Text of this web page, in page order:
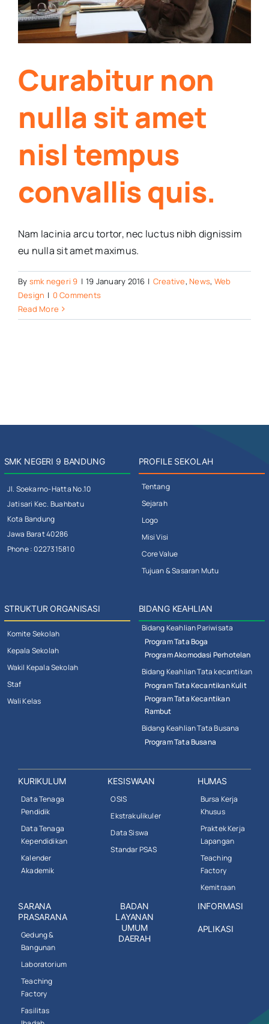
Curabitur non
nulla sit amet
nisl tempus
convallis quis.
Nam lacinia arcu tortor, nec luctus nibh dignissim
eu nulla sit amet maximus.
By smk negeri 9 | 19 January 2016 | Creative, News, Web
Design | 0 Comments
Read More
SMK NEGERI 9 BANDUNG
Jl. Soekarno-Hatta No.10
Jatisari Kec. Buahbatu
Kota Bandung
Jawa Barat 40286
Phone : 0227315810
PROFILE SEKOLAH
Tentang
Sejarah
Logo
Misi Visi
Core Value
Tujuan & Sasaran Mutu
STRUKTUR ORGANISASI
Komite Sekolah
Kepala Sekolah
Wakil Kepala Sekolah
Staf
Wali Kelas
BIDANG KEAHLIAN
Bidang Keahlian Pariwisata
Program Tata Boga
Program Akomodasi Perhotelan
Bidang Keahlian Tata kecantikan
Program Tata Kecantikan Kulit
Program Tata Kecantikan
Rambut
Bidang Keahlian Tata Busana
Program Tata Busana
KURIKULUM
Data Tenaga
Pendidik
Data Tenaga
Kependidikan
Kalender
Akademik
KESISWAAN
OSIS
Ekstrakulikuler
Data Siswa
Standar PSAS
HUMAS
Bursa Kerja
Khusus
Praktek Kerja
Lapangan
Teaching
Factory
Kemitraan
SARANA
PRASARANA
Gedung &
Bangunan
Laboratorium
Teaching
Factory
Fasilitas
BADAN
LAYANAN
UMUM
DAERAH
INFORMASI
APLIKASI